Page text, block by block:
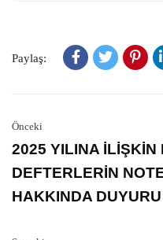
Paylaş:
Önceki
2025 YILINA İLİŞKİN
DEFTERLERİN
HAKKINDA